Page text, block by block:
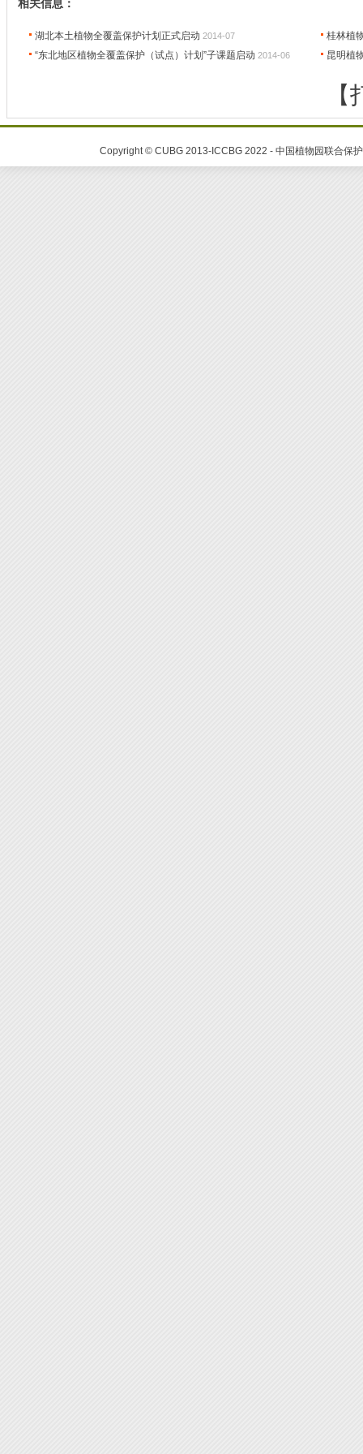
相关信息：
湖北本土植物全覆盖保护计划正式启动 2014-07
桂林植
“东北地区植物全覆盖保护（试点）计划”子课题启动 2014-06 昆明植
Copyright © CUBG 2013-ICCBG 2022 - 中国植物园联合保